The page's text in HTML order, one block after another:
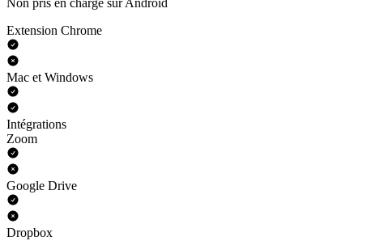
Non pris en charge sur Android
Extension Chrome
Mac et Windows
Intégrations
Zoom
Google Drive
Dropbox